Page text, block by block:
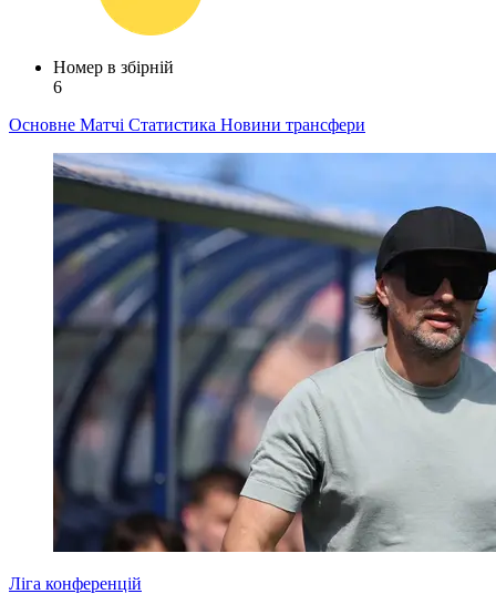
Номер в збірній
6
Основне Матчі Статистика Новини трансфери
Ліга конференцій